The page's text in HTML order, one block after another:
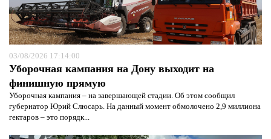
03/08/2026 17:14:00
Уборочная кампания на Дону выходит на
финишную прямую
Уборочная кампания – на завершающей стадии. Об этом сообщил
губернатор Юрий Слюсарь. На данный момент обмолочено 2,9 миллиона
гектаров – это порядк...